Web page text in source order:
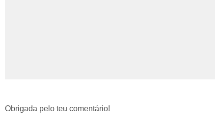
Obrigada pelo teu comentário!